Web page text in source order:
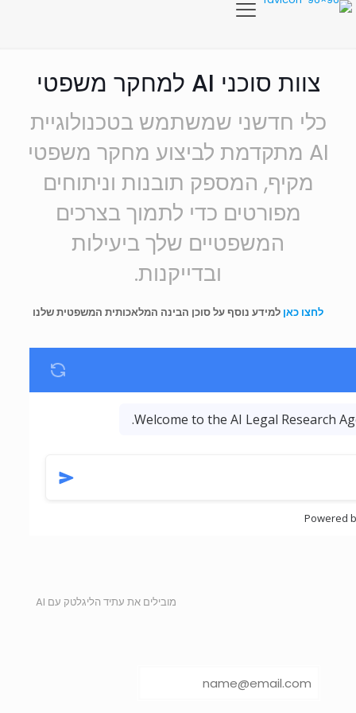
צוות סוכני AI למחקר משפטי
כלי חדשני שמשתמש בטכנולוגיית
AI מתקדמת לביצוע מחקר משפטי
מקיף, המספק תובנות וניתוחים
מפורטים כדי לתמוך בצרכים
המשפטיים שלך ביעילות
ובדייקנות.
לחצו כאן למידע נוסף על סוכן הבינה המלאכותית המשפטית שלנו
מובילים את עתיד הליגלטק עם AI